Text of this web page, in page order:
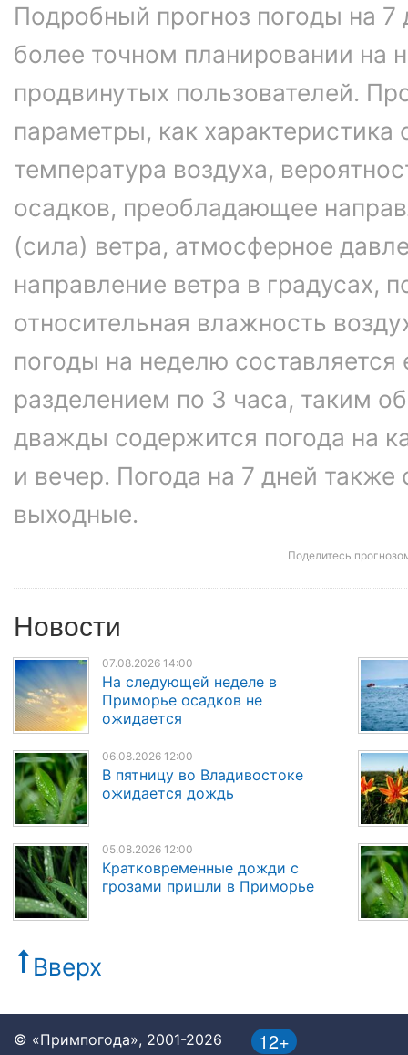
Подробный прогноз погоды на 7
более точном планировании на
продвинутых пользователей.
параметры, как характеристика
температура воздуха,
осадков, преобладающее
(сила) ветра, атмосферное
направление ветра в градусах,
относительная влажность
погоды на неделю
разделением по 3 часа, таким
дважды содержится погода на
и вечер. Погода на 7 дней также
выходные.
Поделитесь
Новости
07.08.2026 14:00
На следующей неделе в
Приморье осадков не
ожидается
06.08.2026 12:00
В пятницу во Владивостоке
ожидается дождь
05.08.2026 12:00
Кратковременные дожди с
грозами пришли в Приморье
Вверх
12+
© «Примпогода», 2001-2026